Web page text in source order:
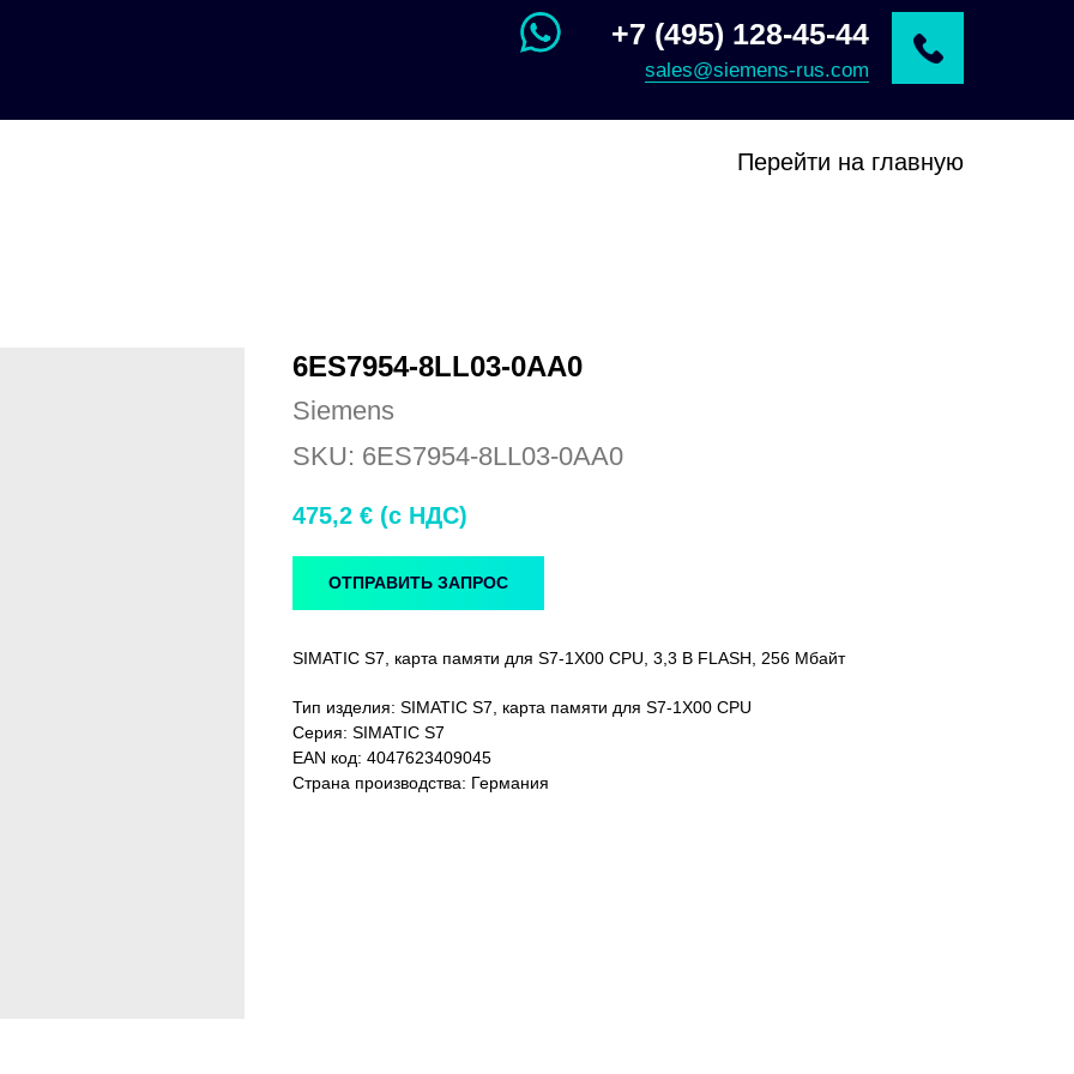
+7 (495) 128-45-44
sales@siemens-rus.com
Перейти на главную
6ES7954-8LL03-0AA0
Siemens
SKU: 6ES7954-8LL03-0AA0
475,2 € (c НДС)
ОТПРАВИТЬ ЗАПРОС
SIMATIC S7, карта памяти для S7-1X00 CPU, 3,3 В FLASH, 256 Мбайт
Тип изделия: SIMATIC S7, карта памяти для S7-1X00 CPU
Серия: SIMATIC S7
EAN код: 4047623409045
Страна производства: Германия